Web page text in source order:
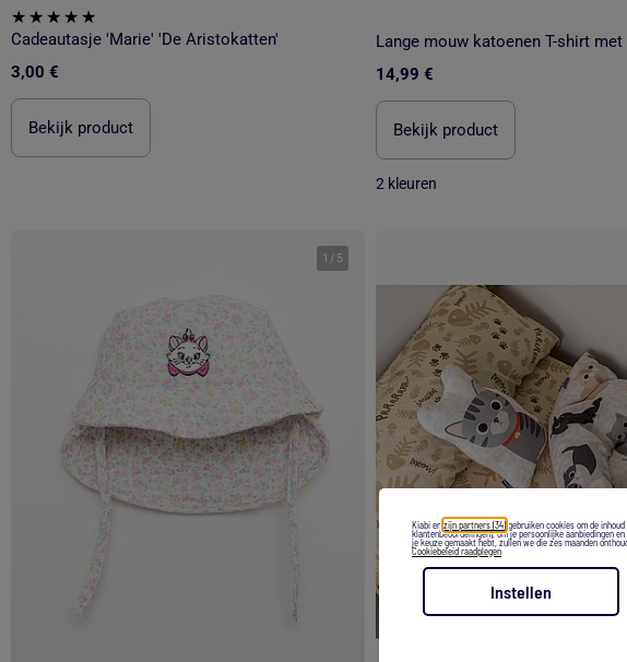
Kiabi en zijn partners (34) gebruiken cookies om de
klantenbeoordelingen), om je persoonlijke aanbiedingen
je keuze gemaakt hebt, zullen we die zes maanden
Cookiebeleid raadplegen
Instellen
Cadeautasje 'Marie' 'De Aristokatten'
3,00 €
Bekijk product
14,99 €
Bekijk product
2 kleuren
1 / 5